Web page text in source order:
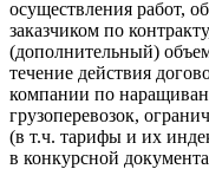
осуществления работ,
заказчиком по
(дополнительный)
течение действия
компании по
грузоперевозок,
(в т.ч. тарифы и их
в конкурсной